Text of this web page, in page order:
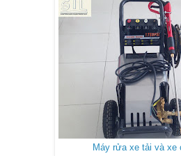
Máy rửa xe tải và xe